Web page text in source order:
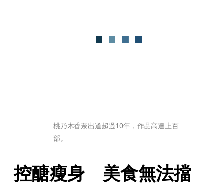
桃乃木香奈出道超過10年，作品高達上百
部。
控醣瘦身　美食無法擋